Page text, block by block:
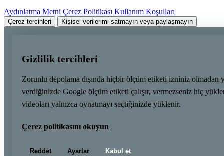
Aydınlatma Metni Çerez Politikası Kullanım Koşulları
Çerez tercihleri Kişisel verilerimi satmayın veya paylaşmayın
Gizlilik tercihleri
Zorunlu depolama dışında hiçbir ölçüm etiketi izniniz olmadan
verdiğinizde Google ölçüm etiketi çalışır, vermezseniz hiç
videoları yalnızca oynatmayı seçtiğinizde yüklenir.
Çerez politikasını okuyun
Reddet Ayarlar Kabul et